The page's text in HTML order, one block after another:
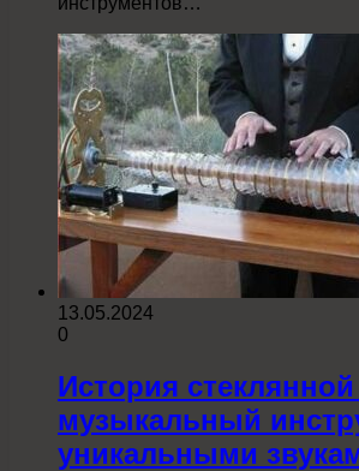
13.05.2024
0
История
музыкальный
уникальными